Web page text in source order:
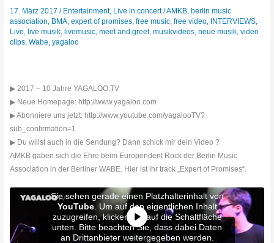
17. März 2017/ Entertainment, Live in concert/AMKB,berlin music
association, BMA,expert of promises,free music,free video, INTERVIEWS,
Live,live musik,livemusic,meet and greet,musikvideos,neue musik,video
clips,Wabe,yagaloo
▶ 2017 – 10 Jahre YAGALOO.TV
▶ Neue Homepage: http://www.yagaloo.com
▶ Abonniere uns jetzt: http://www.youtube.com/yagalooTV?
sub_confirmation=1
▶ Du willst auch in die Sendung? Dann schick mir dein Video ?
AMKB gaben sich die Ehre beim Europendent Rock der Berlin Music
Association in der Berliner WABE. Hier ist ihr track „Expert of Promises“.
Sie sehen gerade einen Platzhalterinhalt von
YouTube. Um auf den eigentlichen Inhalt
zuzugreifen, klicken Sie auf die Schaltfläche
unten. Bitte beachten Sie, dass dabei Daten
an Drittanbieter weitergegeben werden.